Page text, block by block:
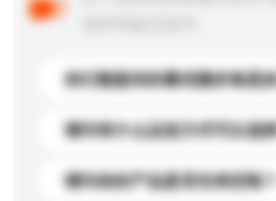
你们能提供的最优惠价格是多
请问有什么运送方式可以选择
请问你的产品是否支持定制？